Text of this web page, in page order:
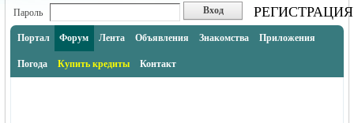
Пароль Вход РЕГИСТРАЦИЯ
Портал Форум Лента Объявления Знакомства Приложения
Погода Купить кредиты Контакт